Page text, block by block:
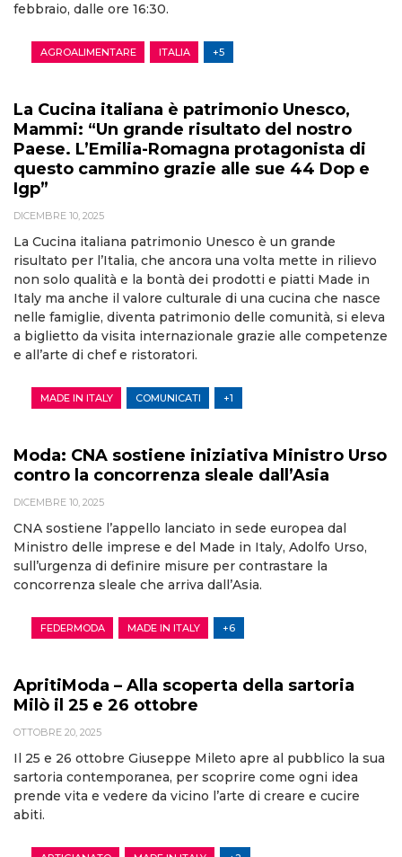
febbraio, dalle ore 16:30.
AGROALIMENTARE ITALIA +5
La Cucina italiana è patrimonio Unesco,
Mammi: “Un grande risultato del nostro
Paese. L’Emilia-Romagna protagonista di
questo cammino grazie alle sue 44 Dop e
Igp”
DICEMBRE 10, 2025
La Cucina italiana patrimonio Unesco è un grande
risultato per l’Italia, che ancora una volta mette in rilievo
non solo qualità e la bontà dei prodotti e piatti Made in
Italy ma anche il valore culturale di una cucina che nasce
nelle famiglie, diventa patrimonio delle comunità, si eleva
a biglietto da visita internazionale grazie alle competenze
e all’arte di chef e ristoratori.
MADE IN ITALY COMUNICATI +1
Moda: CNA sostiene iniziativa Ministro Urso
contro la concorrenza sleale dall’Asia
DICEMBRE 10, 2025
CNA sostiene l’appello lanciato in sede europea dal
Ministro delle imprese e del Made in Italy, Adolfo Urso,
sull’urgenza di definire misure per contrastare la
concorrenza sleale che arriva dall’Asia.
FEDERMODA MADE IN ITALY +6
ApritiModa – Alla scoperta della sartoria
Milò il 25 e 26 ottobre
OTTOBRE 20, 2025
Il 25 e 26 ottobre Giuseppe Mileto apre al pubblico la sua
sartoria contemporanea, per scoprire come ogni idea
prende vita e vedere da vicino l’arte di creare e cucire
abiti.